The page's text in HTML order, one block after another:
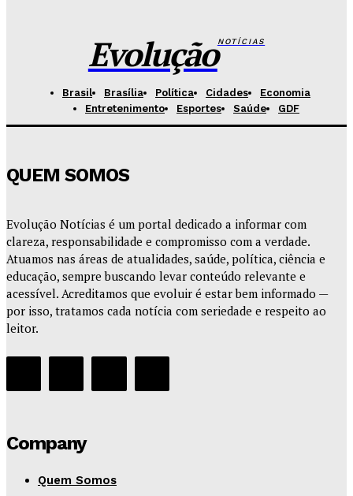
EvoluçãoNOTÍCIAS
Brasil Brasília Política Cidades
Economia
Entretenimento
Esportes Saúde GDF
QUEM SOMOS
Evolução Notícias é um portal dedicado a informar com
clareza, responsabilidade e compromisso com a verdade.
Atuamos nas áreas de atualidades, saúde, política, ciência e
educação, sempre buscando levar conteúdo relevante e
acessível. Acreditamos que evoluir é estar bem informado —
por isso, tratamos cada notícia com seriedade e respeito ao
leitor.
Company
Quem Somos